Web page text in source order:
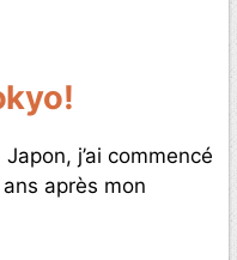
j’ai commencé
après mon